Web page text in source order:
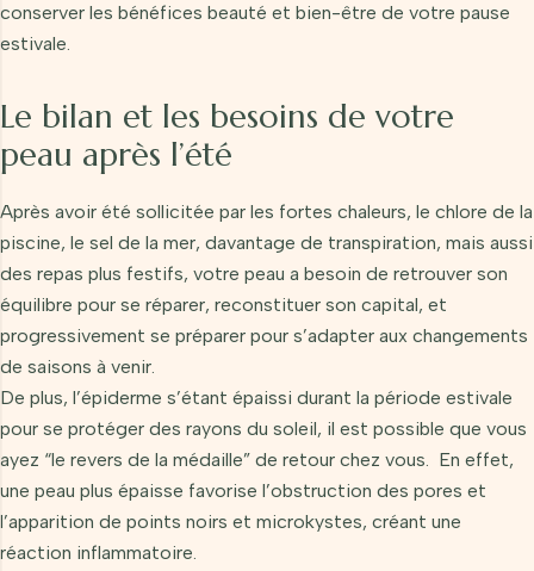
conserver les bénéfices beauté et bien-être de votre pause
estivale.
Le bilan et les besoins de votre
peau après l’été
Après avoir été sollicitée par les fortes chaleurs, le chlore de la
piscine, le sel de la mer, davantage de transpiration, mais aussi
des repas plus festifs, votre peau a besoin de retrouver son
équilibre pour se réparer, reconstituer son capital, et
progressivement se préparer pour s’adapter aux changements
de saisons à venir.
De plus, l’épiderme s’étant épaissi durant la période estivale
pour se protéger des rayons du soleil, il est possible que vous
ayez “le revers de la médaille” de retour chez vous. En effet,
une peau plus épaisse favorise l’obstruction des pores et
l’apparition de points noirs et microkystes, créant une
réaction inflammatoire.